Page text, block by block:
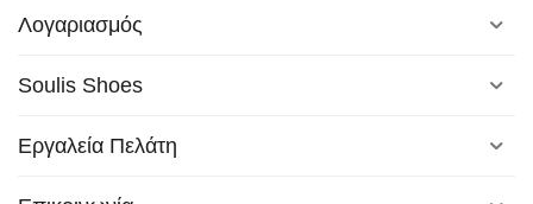
Λογαριασμός
Soulis Shoes
Εργαλεία Πελάτη